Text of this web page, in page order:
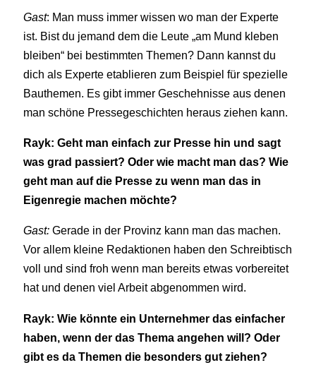
Gast: Man muss immer wissen wo man der Experte
ist. Bist du jemand dem die Leute „am Mund kleben
bleiben“ bei bestimmten Themen? Dann kannst du
dich als Experte etablieren zum Beispiel für spezielle
Bauthemen. Es gibt immer Geschehnisse aus denen
man schöne Pressegeschichten heraus ziehen kann.
Rayk: Geht man einfach zur Presse hin und sagt
was grad passiert? Oder wie macht man das? Wie
geht man auf die Presse zu wenn man das in
Eigenregie machen möchte?
Gast: Gerade in der Provinz kann man das machen.
Vor allem kleine Redaktionen haben den Schreibtisch
voll und sind froh wenn man bereits etwas vorbereitet
hat und denen viel Arbeit abgenommen wird.
Rayk: Wie könnte ein Unternehmer das einfacher
haben, wenn der das Thema angehen will? Oder
gibt es da Themen die besonders gut ziehen?